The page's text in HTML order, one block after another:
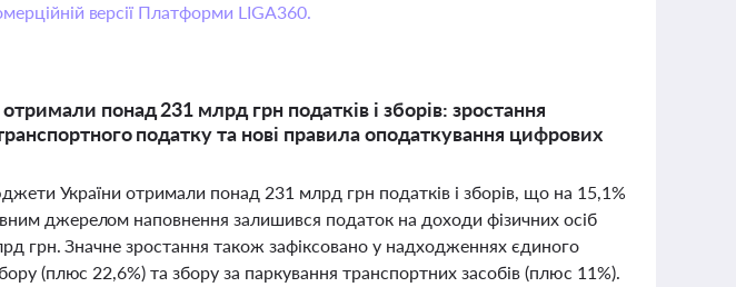
версії Платформи LIGA360.
понад 231 млрд грн податків і зборів: зростання
податку та нові правила оподаткування цифрових
України отримали понад 231 млрд грн податків і зборів, що на 15,1%
джерелом наповнення залишився податок на доходи фізичних осіб
грн. Значне зростання також зафіксовано у надходженнях єдиного
(плюс 22,6%) та збору за паркування транспортних засобів (плюс 11%).